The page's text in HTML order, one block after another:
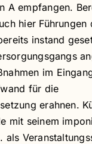
A empfangen.
hier Führungen
instand
im
für die
erahnen.
mit seinem
als